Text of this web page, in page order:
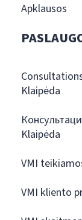
Apklausos
Klaipėda
Klaipėda
VMI
VMI kliento